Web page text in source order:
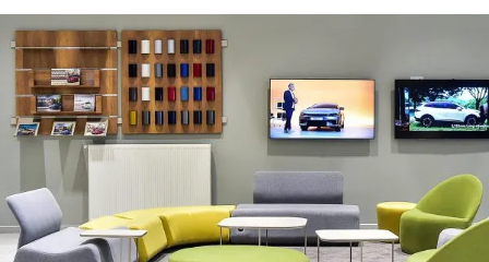
Наша культура
Проекты
Дизайнеры
Информационный Зал
Блоги